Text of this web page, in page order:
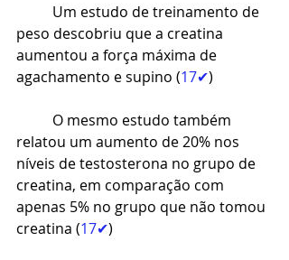
Um estudo de treinamento de
peso descobriu que a creatina
aumentou a força máxima de
agachamento e supino (17✔)
O mesmo estudo também
relatou um aumento de 20% nos
níveis de testosterona no grupo de
creatina, em comparação com
apenas 5% no grupo que não tomou
creatina (17✔)